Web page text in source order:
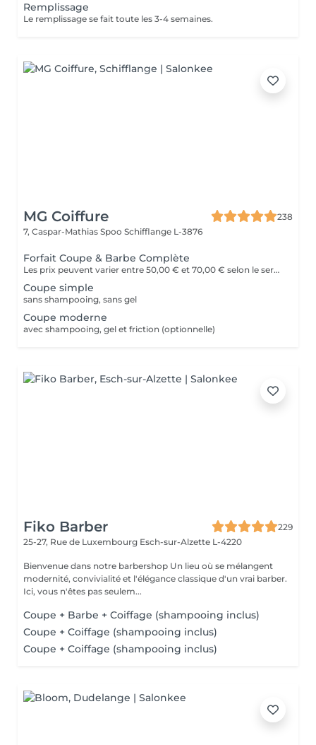
Remplissage
Le remplissage se fait toute les 3-4 semaines.
MG Coiffure
238
7, Caspar-Mathias Spoo Schifflange L-3876
Forfait Coupe & Barbe Complète
Les prix peuvent varier entre 50,00 € et 70,00 € selon le service
Coupe simple
sans shampooing, sans gel
Coupe moderne
avec shampooing, gel et friction (optionnelle)
Fiko Barber
229
25-27, Rue de Luxembourg Esch-sur-Alzette L-4220
Bienvenue dans notre barbershop Un lieu où se mélangent
modernité, convivialité et l'élégance classique d'un vrai barber.
Ici, vous n'êtes pas seulem...
Coupe + Barbe + Coiffage (shampooing inclus)
Coupe + Coiffage (shampooing inclus)
Coupe + Coiffage (shampooing inclus)